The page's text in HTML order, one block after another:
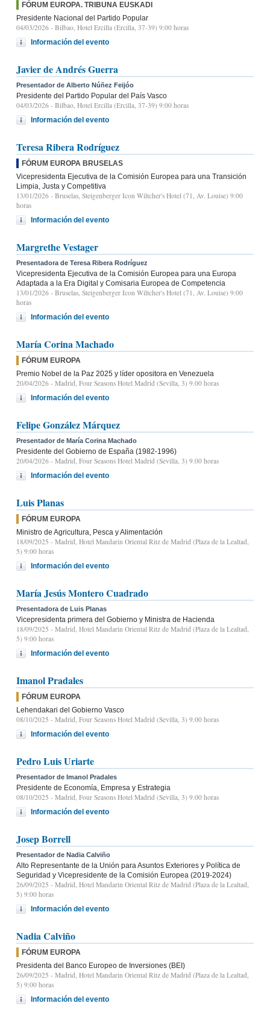
FÓRUM EUROPA. TRIBUNA EUSKADI
Presidente Nacional del Partido Popular
04/03/2026 - Bilbao, Hotel Ercilla (Ercilla, 37-39) 9:00 horas
Información del evento
Javier de Andrés Guerra
Presentador de Alberto Núñez Feijóo
Presidente del Partido Popular del País Vasco
04/03/2026 - Bilbao, Hotel Ercilla (Ercilla, 37-39) 9:00 horas
Información del evento
Teresa Ribera Rodríguez
FÓRUM EUROPA BRUSELAS
Vicepresidenta Ejecutiva de la Comisión Europea para una Transición
Limpia, Justa y Competitiva
13/01/2026 - Bruselas, Steigenberger Icon Wiltcher's Hotel (71, Av. Louise) 9:00
horas
Información del evento
Margrethe Vestager
Presentadora de Teresa Ribera Rodríguez
Vicepresidenta Ejecutiva de la Comisión Europea para una Europa
Adaptada a la Era Digital y Comisaria Europea de Competencia
13/01/2026 - Bruselas, Steigenberger Icon Wiltcher's Hotel (71, Av. Louise) 9:00
horas
Información del evento
María Corina Machado
FÓRUM EUROPA
Premio Nobel de la Paz 2025 y líder opositora en Venezuela
20/04/2026 - Madrid, Four Seasons Hotel Madrid (Sevilla, 3) 9.00 horas
Información del evento
Felipe González Márquez
Presentador de María Corina Machado
Presidente del Gobierno de España (1982-1996)
20/04/2026 - Madrid, Four Seasons Hotel Madrid (Sevilla, 3) 9.00 horas
Información del evento
Luis Planas
FÓRUM EUROPA
Ministro de Agricultura, Pesca y Alimentación
18/09/2025 - Madrid, Hotel Mandarin Oriental Ritz de Madrid (Plaza de la Lealtad,
5) 9:00 horas
Información del evento
María Jesús Montero Cuadrado
Presentadora de Luis Planas
Vicepresidenta primera del Gobierno y Ministra de Hacienda
18/09/2025 - Madrid, Hotel Mandarin Oriental Ritz de Madrid (Plaza de la Lealtad,
5) 9:00 horas
Información del evento
Imanol Pradales
FÓRUM EUROPA
Lehendakari del Gobierno Vasco
08/10/2025 - Madrid, Four Seasons Hotel Madrid (Sevilla, 3) 9.00 horas
Información del evento
Pedro Luis Uriarte
Presentador de Imanol Pradales
Presidente de Economía, Empresa y Estrategia
08/10/2025 - Madrid, Four Seasons Hotel Madrid (Sevilla, 3) 9.00 horas
Información del evento
Josep Borrell
Presentador de Nadia Calviño
Alto Representante de la Unión para Asuntos Exteriores y Política de
Seguridad y Vicepresidente de la Comisión Europea (2019-2024)
26/09/2025 - Madrid, Hotel Mandarin Oriental Ritz de Madrid (Plaza de la Lealtad,
5) 9:00 horas
Información del evento
Nadia Calviño
FÓRUM EUROPA
Presidenta del Banco Europeo de Inversiones (BEI)
26/09/2025 - Madrid, Hotel Mandarin Oriental Ritz de Madrid (Plaza de la Lealtad,
5) 9:00 horas
Información del evento